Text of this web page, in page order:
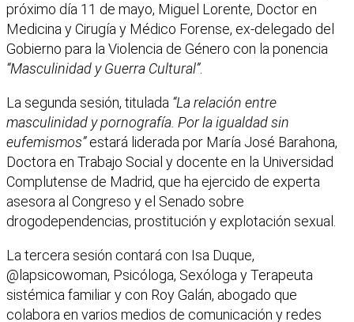
próximo día 11 de mayo, Miguel Lorente, Doctor en
Medicina y Cirugía y Médico Forense, ex-delegado del
Gobierno para la Violencia de Género con la ponencia
“Masculinidad y Guerra Cultural”.
La segunda sesión, titulada “La relación entre
masculinidad y pornografía. Por la igualdad sin
eufemismos”estará liderada por María José Barahona,
Doctora en Trabajo Social y docente en la Universidad
Complutense de Madrid, que ha ejercido de experta
asesora al Congreso y el Senado sobre
drogodependencias, prostitución y explotación sexual.
La tercera sesión contará con Isa Duque,
@lapsicowoman, Psicóloga, Sexóloga y Terapeuta
sistémica familiar y con Roy Galán, abogado que
colabora en varios medios de comunicación y redes